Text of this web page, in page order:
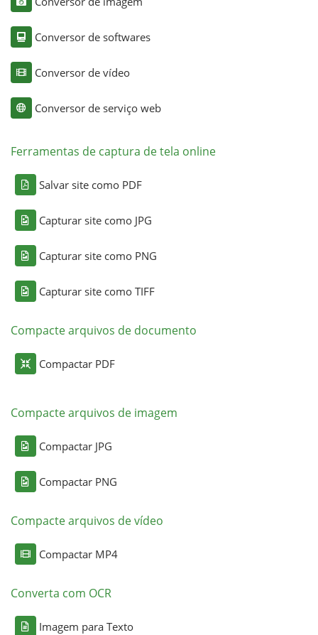
Conversor de softwares
Conversor de vídeo
Conversor de serviço web
Ferramentas de captura de tela online
Salvar site como PDF
Capturar site como JPG
Capturar site como PNG
Capturar site como TIFF
Compacte arquivos de documento
Compactar PDF
Compacte arquivos de imagem
Compactar JPG
Compactar PNG
Compacte arquivos de vídeo
Compactar MP4
Converta com OCR
Imagem para Texto